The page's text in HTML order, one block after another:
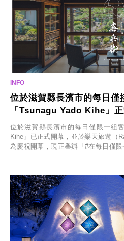
位於滋賀縣長濱市的每日僅
「Tsunagu Yado Kihe」
位於滋賀縣長濱市的每日僅限一組
Kihe」已正式開幕，並於樂天旅遊（
為慶祝開幕，現正舉辦「#在每日僅
人的旅館，您才能在此與重要的人共